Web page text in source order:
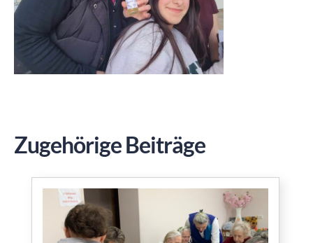
Zugehörige Beiträge